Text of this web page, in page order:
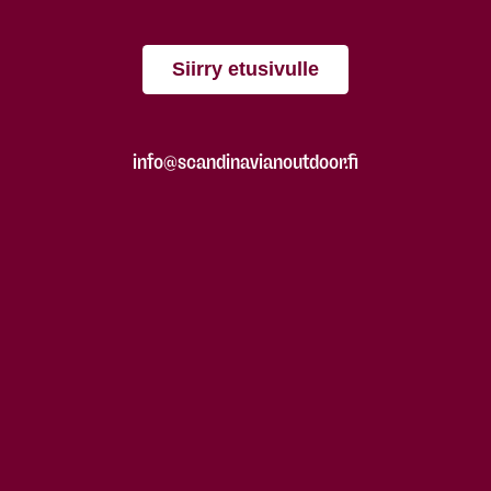
Siirry etusivulle
info@scandinavianoutdoor.fi